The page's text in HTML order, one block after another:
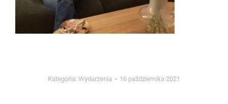
Kategoria: Wydarzenia 16 października 2021